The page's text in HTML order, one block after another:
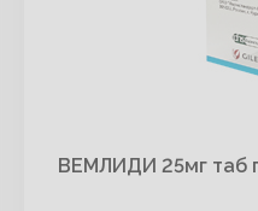
ВЕМЛИДИ 25мг